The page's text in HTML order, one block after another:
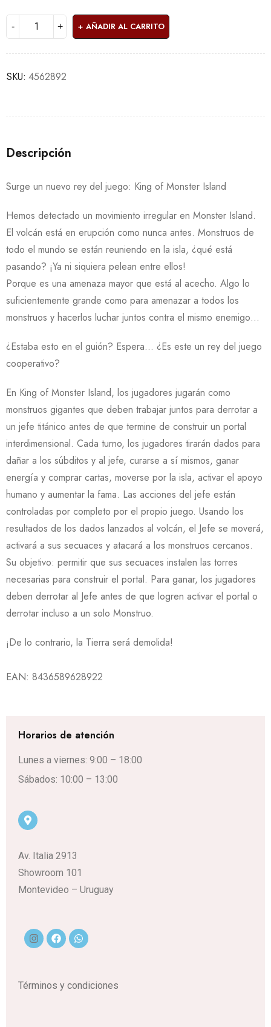
AÑADIR AL CARRITO
SKU: 4562892
Descripción
Surge un nuevo rey del juego: King of Monster Island
Hemos detectado un movimiento irregular en Monster Island.
El volcán está en erupción como nunca antes. Monstruos de
todo el mundo se están reuniendo en la isla, ¿qué está
pasando? ¡Ya ni siquiera pelean entre ellos!
Porque es una amenaza mayor que está al acecho. Algo lo
suficientemente grande como para amenazar a todos los
monstruos y hacerlos luchar juntos contra el mismo enemigo…
¿Estaba esto en el guión? Espera… ¿Es este un rey del juego
cooperativo?
En King of Monster Island, los jugadores jugarán como
monstruos gigantes que deben trabajar juntos para derrotar a
un jefe titánico antes de que termine de construir un portal
interdimensional. Cada turno, los jugadores tirarán dados para
dañar a los súbditos y al jefe, curarse a sí mismos, ganar
energía y comprar cartas, moverse por la isla, activar el apoyo
humano y aumentar la fama. Las acciones del jefe están
controladas por completo por el propio juego. Usando los
resultados de los dados lanzados al volcán, el Jefe se moverá,
activará a sus secuaces y atacará a los monstruos cercanos.
Su objetivo: permitir que sus secuaces instalen las torres
necesarias para construir el portal. Para ganar, los jugadores
deben derrotar al Jefe antes de que logren activar el portal o
derrotar incluso a un solo Monstruo.
¡De lo contrario, la Tierra será demolida!
EAN: 8436589628922
Horarios de atención
Lunes a viernes: 9:00 – 18:00
Sábados: 10:00 – 13:00
Av. Italia 2913
Showroom 101
Montevideo – Uruguay
Términos y condiciones